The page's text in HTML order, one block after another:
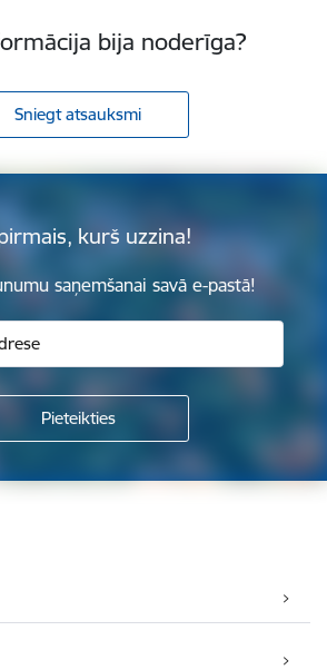
bija noderīga?
Sniegt atsauksmi
kurš uzzina!
saņemšanai savā e-pastā!